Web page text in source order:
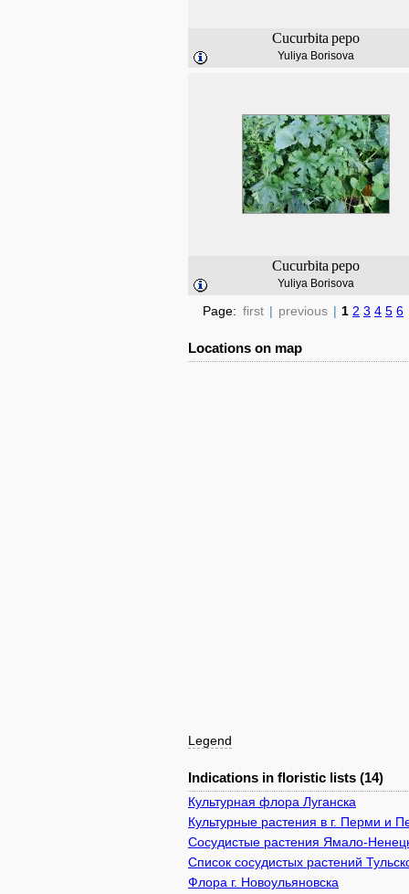
Cucurbita pepo
Yuliya Borisova
Cucurbita pepo
Yuliya Borisova
Page: first | previous | 1 2 3 4 5 6
Locations on map
Legend
Indications in floristic lists (14)
Культурная флора Луганска
Культурные растения в г. Перми и
Сосудистые растения Ямало-
Список сосудистых растений
Флора г. Новоульяновска